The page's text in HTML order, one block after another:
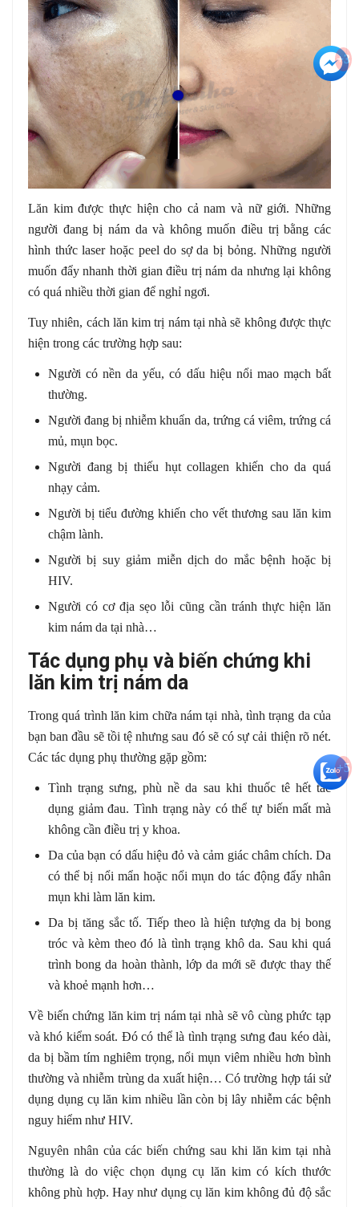
Lăn kim được thực hiện cho cả nam và nữ giới. Những
người đang bị nám da và không muốn điều trị bằng các
hình thức laser hoặc peel do sợ da bị bỏng. Những người
muốn đẩy nhanh thời gian điều trị nám da nhưng lại không
có quá nhiều thời gian để nghỉ ngơi.
Tuy nhiên, cách lăn kim trị nám tại nhà sẽ không được thực
hiện trong các trường hợp sau:
Người có nền da yếu, có dấu hiệu nổi mao mạch bất
thường.
Người đang bị nhiễm khuẩn da, trứng cá viêm, trứng cá
mủ, mụn bọc.
Người đang bị thiếu hụt collagen khiến cho da quá
nhạy cảm.
Người bị tiểu đường khiến cho vết thương sau lăn kim
chậm lành.
Người bị suy giảm miễn dịch do mắc bệnh hoặc bị
HIV.
Người có cơ địa sẹo lỗi cũng cần tránh thực hiện lăn
kim nám da tại nhà…
Tác dụng phụ và biến chứng khi
lăn kim trị nám da
Trong quá trình lăn kim chữa nám tại nhà, tình trạng da của
bạn ban đầu sẽ tồi tệ nhưng sau đó sẽ có sự cải thiện rõ nét.
Các tác dụng phụ thường gặp gồm:
Tình trạng sưng, phù nề da sau khi thuốc tê hết tác
dụng giảm đau. Tình trạng này có thể tự biến mất mà
không cần điều trị y khoa.
Da của bạn có dấu hiệu đỏ và cảm giác châm chích. Da
có thể bị nổi mẩn hoặc nổi mụn do tác động đẩy nhân
mụn khi làm lăn kim.
Da bị tăng sắc tố. Tiếp theo là hiện tượng da bị bong
tróc và kèm theo đó là tình trạng khô da. Sau khi quá
trình bong da hoàn thành, lớp da mới sẽ được thay thế
và khoẻ mạnh hơn…
Về biến chứng lăn kim trị nám tại nhà sẽ vô cùng phức tạp
và khó kiểm soát. Đó có thể là tình trạng sưng đau kéo dài,
da bị bầm tím nghiêm trọng, nổi mụn viêm nhiều hơn bình
thường và nhiễm trùng da xuất hiện… Có trường hợp tái sử
dụng dụng cụ lăn kim nhiều lần còn bị lây nhiễm các bệnh
nguy hiểm như HIV.
Nguyên nhân của các biến chứng sau khi lăn kim tại nhà
thường là do việc chọn dụng cụ lăn kim có kích thước
không phù hợp. Hay như dụng cụ lăn kim không đủ độ sắc
+3
+5